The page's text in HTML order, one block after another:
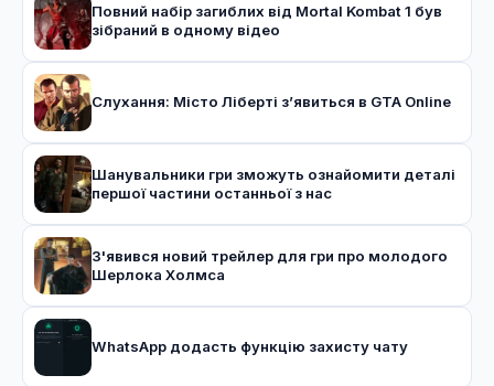
Повний набір загиблих від Mortal Kombat 1 був
зібраний в одному відео
Слухання: Місто Ліберті з’явиться в GTA Online
Шанувальники гри зможуть ознайомити деталі
першої частини останньої з нас
З'явився новий трейлер для гри про молодого
Шерлока Холмса
WhatsApp додасть функцію захисту чату